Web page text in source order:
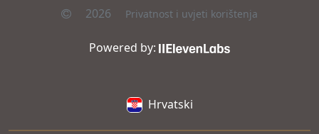
2026 Privatnost i uvjeti korištenja
Powered by:
Hrvatski